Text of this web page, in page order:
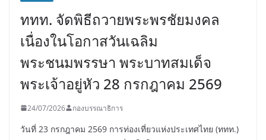
ททท. จัดพิธีถวายพระพรชัยมงคล
เนื่องในโอกาสวันเฉลิม
พระชนมพรรษา พระบาทสมเด็จ
พระเจ้าอยู่หัว 28 กรกฎาคม 2569
24/07/2026 กองบรรณาธิการ
วันที่ 23 กรกฎาคม 2569 การท่องเที่ยวแห่งประเทศไทย (ททท.)